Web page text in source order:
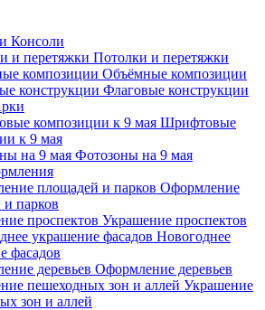
Консоли
Потолки и перетяжки
Объёмные композиции
Флаговые конструкции
Шрифтовые
к 9 мая
Фотозоны на 9 мая
Оформление
парков
Украшение проспектов
Новогоднее
фасадов
Оформление деревьев
Украшение
зон и аллей